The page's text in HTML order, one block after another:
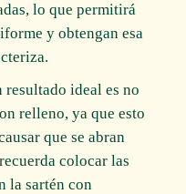
lo que permitirá
y obtengan esa
ideal es no
relleno, ya que esto
que se abran
colocar las
la sartén con